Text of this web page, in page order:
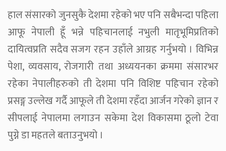
हाल संसारको जुनसुकै देशमा रहेको भए पनि सबैभन्दा पहिला
आफू नेपाली हूँ भन्ने पहिचानलाई नभुली मातृभूमिप्रतिको
दायित्वप्रति सदैव सजग रहन उहाँले आग्रह गर्नुभयो । विभिन्न
पेशा, व्यवसाय, रोजगारी तथा अध्ययनका क्रममा संसारभर
रहेका नेपालीहरुको ती देशमा पनि विशिष्ट पहिचान रहेको
प्रसङ्ग उल्लेख गर्दै आफूले ती देशमा रहँदा आर्जन गरेको ज्ञान र
सीपलाई नेपालमा लगाउन सकेमा देश विकासमा ठूलो टेवा
पुग्ने डा महतले बताउनुभयो ।